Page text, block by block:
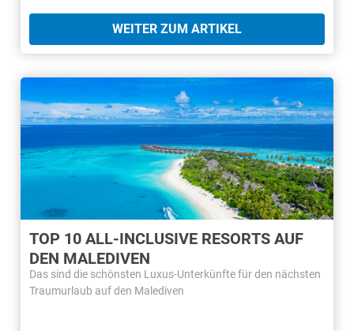
WEITER ZUM ARTIKEL
TOP 10 ALL-INCLUSIVE RESORTS AUF
DEN MALEDIVEN
Das sind die schönsten Luxus-Unterkünfte für den nächsten
Traumurlaub auf den Malediven